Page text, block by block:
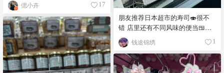
偲小卉 17
朋友推荐日本超市的寿司🍣很不
错 店里还有不同风味的便当🍱，
饭团🍙 品种真多，价格又实惠，
都看馋了
钱途锦绣 1